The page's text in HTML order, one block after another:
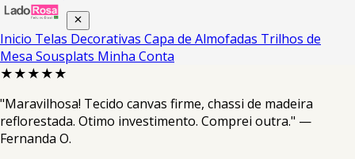
Inicio Telas Decorativas Capa de Almofadas Trilhos de
Mesa Sousplats Minha Conta
★★★★★
"Maravilhosa! Tecido canvas firme, chassi de madeira
reflorestada. Otimo investimento. Comprei outra." —
Fernanda O.